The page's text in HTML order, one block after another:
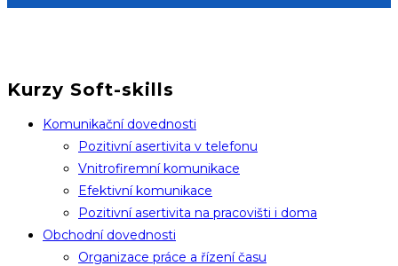
Kurzy Soft-skills
Komunikační dovednosti
Pozitivní asertivita v telefonu
Vnitrofiremní komunikace
Efektivní komunikace
Pozitivní asertivita na pracovišti i doma
Obchodní dovednosti
Organizace práce a řízení času